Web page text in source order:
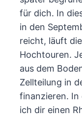
für dich. In
in den
reicht, läuft
Hochtouren.
aus dem
Zellteilung in
finanzieren. In
ich dir einen